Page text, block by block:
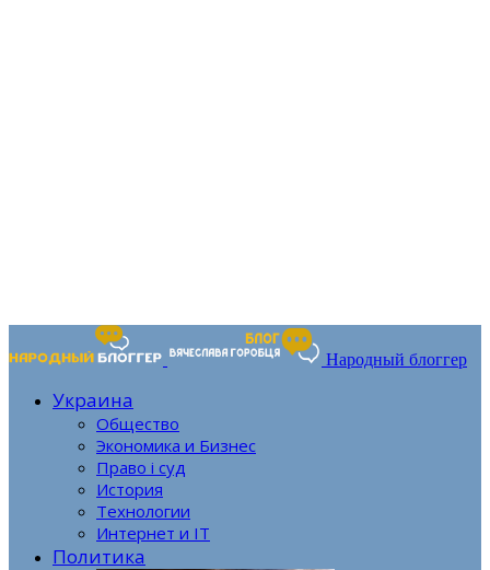
Народный блоггер
Украина
Общество
Экономика и Бизнес
Право і суд
История
Технологии
Интернет и IT
Политика